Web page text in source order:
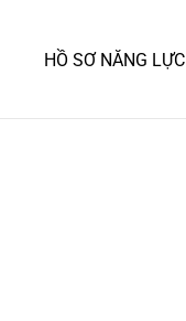
HỒ SƠ NĂNG LỰC